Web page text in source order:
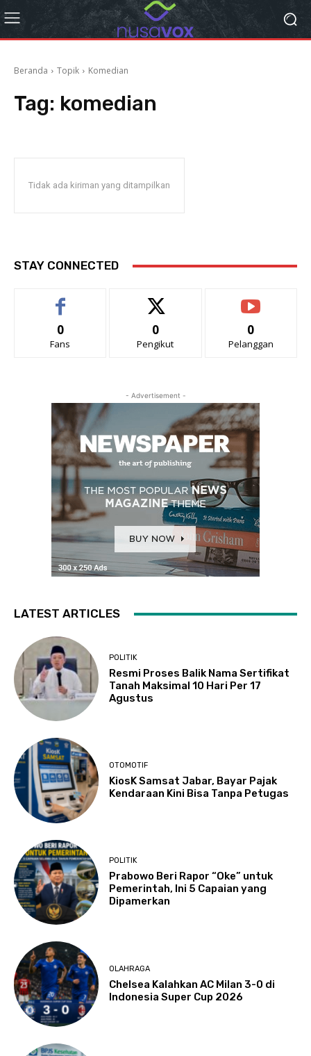
Beranda Topik Komedian
Tag: komedian
Tidak ada kiriman yang ditampilkan
STAY CONNECTED
0
Fans
0
Pengikut
0
Pelanggan
- Advertisement -
LATEST ARTICLES
POLITIK
Resmi Proses Balik Nama Sertifikat
Tanah Maksimal 10 Hari Per 17
Agustus
OTOMOTIF
KiosK Samsat Jabar, Bayar Pajak
Kendaraan Kini Bisa Tanpa Petugas
POLITIK
Prabowo Beri Rapor “Oke” untuk
Pemerintah, Ini 5 Capaian yang
Dipamerkan
OLAHRAGA
Chelsea Kalahkan AC Milan 3-0 di
Indonesia Super Cup 2026